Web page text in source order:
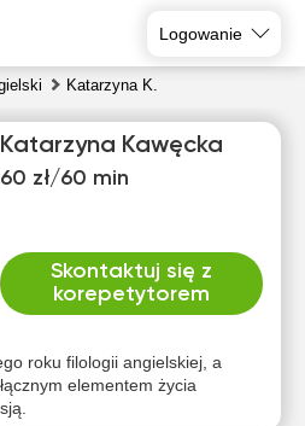
Logowanie
Katarzyna K.
Katarzyna Kawęcka
60 zł/60 min
Skontaktuj się z
korepetytorem
roku filologii angielskiej, a
elementem życia
10
11
Brak